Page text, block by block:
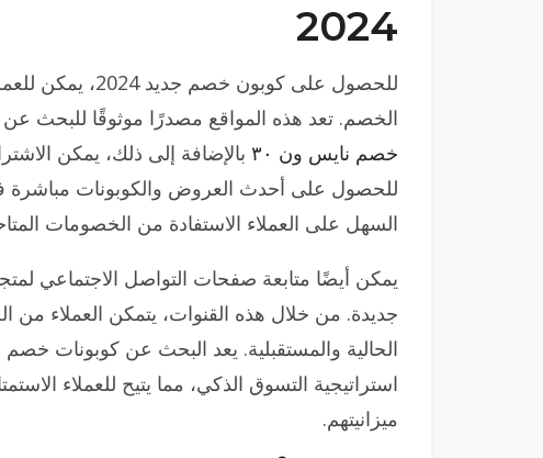
2024
للحصول على كوبون
الخصم. تعد هذه المواقع مصدرًا موثوقًا للبحث
خصم نايس ون ٣٠
بالإضافة إلى ذلك، يمكن
للحصول على أحدث العروض والكوبونات مباشرة
السهل على العملاء الاستفادة من الخصومات
يمكن أيضًا متابعة صفحات التواصل الاجتماعي
جديدة. من خلال هذه القنوات، يتمكن العملاء
الحالية والمستقبلية. يعد البحث عن كوبونات
استراتيجية التسوق الذكي، مما يتيح للعملاء
ميزانيتهم.